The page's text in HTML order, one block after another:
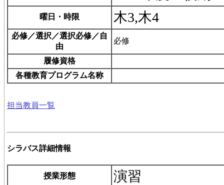
曜日・時限 木3,木4
必修／選択／選択必修／自
由
必修
履修資格
各種教育プログラム名称
担当教員一覧
シラバス詳細情報
授業形態 演習